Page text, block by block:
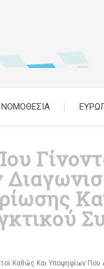
ΝΟΜΟΘΕΣΙΑ
Καθώς Και Υποψηφίων